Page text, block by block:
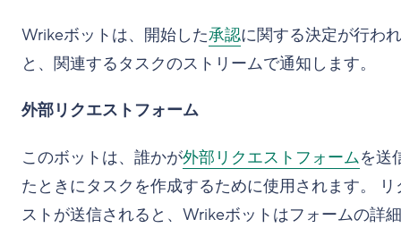
Wrikeボットは、開始した承認に関する決定が行わ
と、関連するタスクのストリームで通知します。
外部リクエストフォーム
このボットは、誰かが外部リクエストフォームを送
たときにタスクを作成するために使用されます。 リ
ストが送信されると、Wrikeボットはフォームの詳